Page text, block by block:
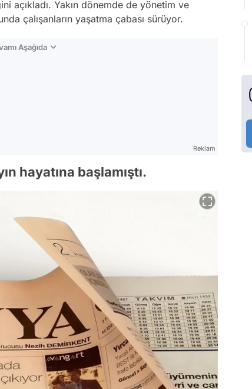
açıkladı. Yakın dönemde de yönetim ve
çalışanların yaşatma çabası sürüyor.
Aşağıda
Reklam
hayatına başlamıştı.